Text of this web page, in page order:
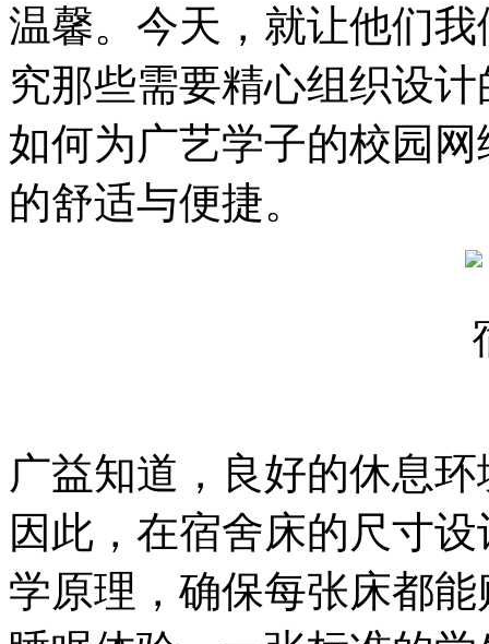
温馨。今天，就让他们
究那些需要精心组织设计
如何为广艺学子的校园
的舒适与便捷。
广益知道，良好的休息
因此，在宿舍床的尺寸
学原理，确保每张床都